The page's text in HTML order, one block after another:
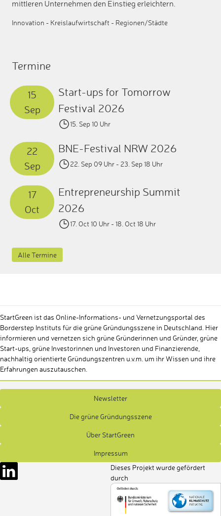
mittleren Unternehmen den Einstieg erleichtern.
Innovation - Kreislaufwirtschaft - Regionen/Städte
Termine
15
Sep
Start-ups for Tomorrow
Festival 2026
15. Sep 10 Uhr
22
Sep
BNE-Festival NRW 2026
22. Sep 09 Uhr - 23. Sep 18 Uhr
17
Oct
Entrepreneurship Summit
2026
17. Oct 10 Uhr - 18. Oct 18 Uhr
Alle Termine
StartGreen ist das Online-Informations- und Vernetzungsportal des
Borderstep Instituts für die grüne Gründungsszene in Deutschland. Hier
informieren und vernetzen sich grüne Gründerinnen und Gründer, grüne
Start-ups, grüne Investorinnen und Investoren und Finanzierende,
nachhaltig orientierte Gründungszentren u.v.m. um ihr Wissen und ihre
Erfahrungen auszutauschen.
Newsletter
Die grüne Gründungsszene
Über StartGreen
Impressum
Dieses Projekt wurde gefördert
durch